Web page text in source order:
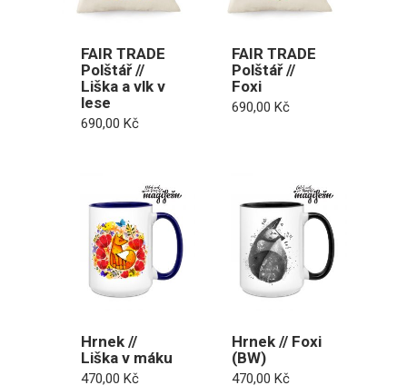
FAIR TRADE
Polštář //
Liška a vlk v
lese
690,00 Kč
FAIR TRADE
Polštář //
Foxi
690,00 Kč
Hrnek //
Liška v máku
470,00 Kč
Hrnek // Foxi
(BW)
470,00Kč